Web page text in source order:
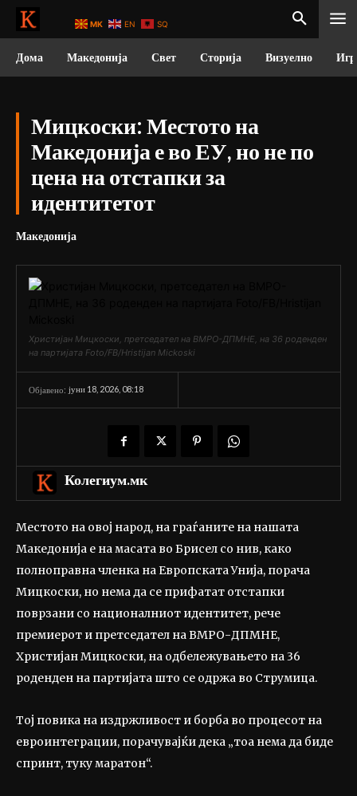
Дома Македонија Свет Сторија Визуелно
Мицкоски: Местото на
Македонија е во ЕУ, но не по
цена на отстапки за
идентитетот
Македонија
Христијан Мицкоски, претседател на ВМРО-ДПМНЕ, на 36 роденден
на партијата Foto/FB/Hristijan Mickoski
Објавено: јуни 18, 2026, 08:18
Колегиум.мк
Местото на овој народ, на граѓаните на нашата
Македонија е на масата во Брисел со нив, како
полноправна членка на Европската Унија, порача
Мицкоски, но нема да се прифатат отстапки
поврзани со националниот идентитет, рече
премиерот и претседател на ВМРО-ДПМНЕ,
Христијан Мицкоски, на одбележувањето на 36
роденден на партијата што се одржа во Струмица.
Тој повика на издржливост и борба во процесот на
евроинтеграции, порачувајќи дека „тоа нема да биде
спринт, туку маратон“.
MK EN SQ